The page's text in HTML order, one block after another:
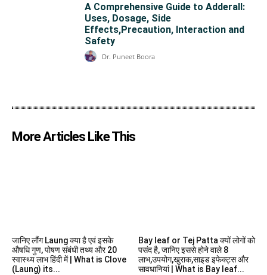
A Comprehensive Guide to Adderall:
Uses, Dosage, Side
Effects,Precaution, Interaction and
Safety
Dr. Puneet Boora
More Articles Like This
जानिए लौंग Laung क्या है एवं इसके
औषधि गुण, पोषण संबंधी तथ्य और 20
स्वास्थ्य लाभ हिंदी में | What is Clove
(Laung) its...
Bay leaf or Tej Patta क्यों लोगों को
पसंद है, जानिए इससे होने वाले 8
लाभ,उपयोग,खुराक,साइड इफेक्ट्स और
सावधानियां | What is Bay leaf...